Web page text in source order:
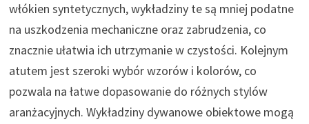
włókien syntetycznych, wykładziny te są mniej podatne
na uszkodzenia mechaniczne oraz zabrudzenia, co
znacznie ułatwia ich utrzymanie w czystości. Kolejnym
atutem jest szeroki wybór wzorów i kolorów, co
pozwala na łatwe dopasowanie do różnych stylów
aranżacyjnych. Wykładziny dywanowe obiektowe mogą